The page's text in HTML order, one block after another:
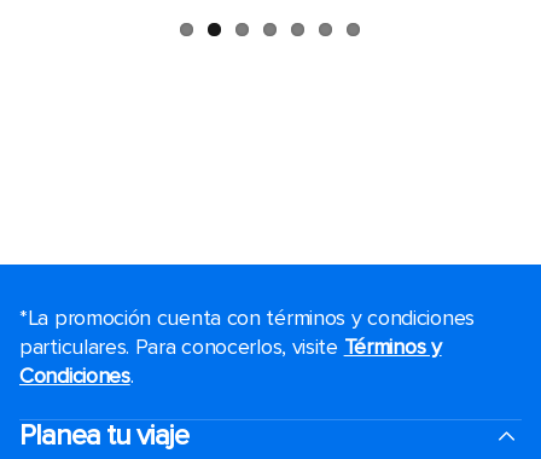
*La promoción cuenta con términos y condiciones
particulares. Para conocerlos, visite Términos y
Condiciones.
Planea tu viaje